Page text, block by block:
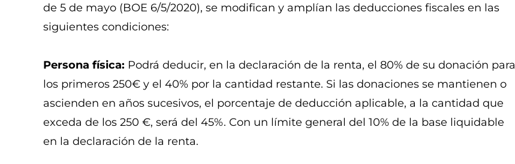
de 5 de mayo (BOE 6/5/2020), se modifican y amplían las deducciones fiscales en las
siguientes condiciones:
Persona física: Podrá deducir, en la declaración de la renta, el 80% de su donación para
los primeros 250€ y el 40% por la cantidad restante. Si las donaciones se mantienen o
ascienden en años sucesivos, el porcentaje de deducción aplicable, a la cantidad que
exceda de los 250 €, será del 45%. Con un límite general del 10% de la base liquidable
en la declaración de la renta.